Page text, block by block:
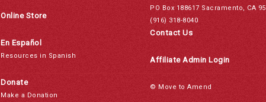
Online Store
En Español
Resources in Spanish
Donate
Make a Donation
PO Box 188617 Sacramento, CA
(916) 318-8040
Contact Us
Affiliate Admin Login
© Move to Amend